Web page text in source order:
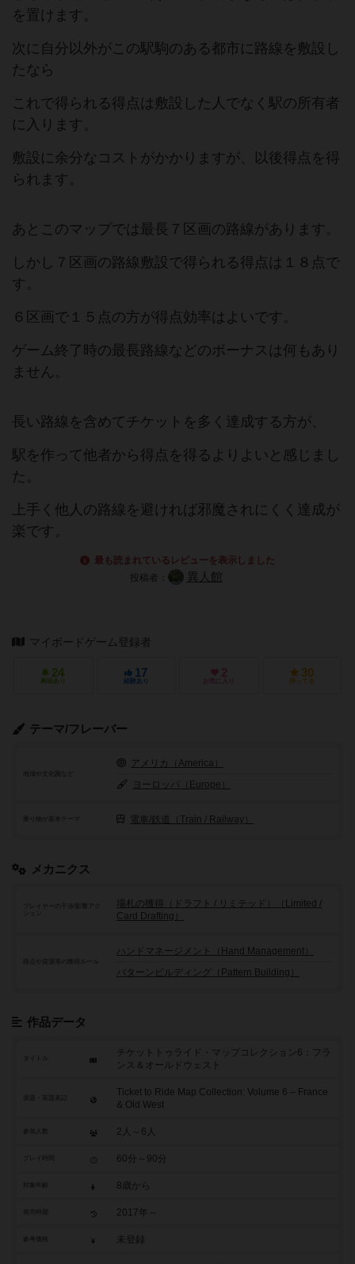
を置けます。
次に自分以外がこの駅駒のある都市に路線を敷設し
たなら
これで得られる得点は敷設した人でなく駅の所有者
に入ります。
敷設に余分なコストがかかりますが、以後得点を得
られます。
あとこのマップでは最長７区画の路線があります。
しかし７区画の路線敷設で得られる得点は１８点で
す。
６区画で１５点の方が得点効率はよいです。
ゲーム終了時の最長路線などのボーナスは何もあり
ません。
長い路線を含めてチケットを多く達成する方が、
駅を作って他者から得点を得るよりよいと感じまし
た。
上手く他人の路線を避ければ邪魔されにくく達成が
楽です。
最も読まれているレビューを表示しました
投稿者：
異人館
マイボードゲーム登録者
24
興味あり
17
経験あり
2
お気に入り
30
持ってる
テーマ/フレーバー
地域や文化圏など
アメリカ（America）
ヨーロッパ（Europe）
乗り物が基本テーマ 電車/鉄道（Train / Railway）
メカニクス
プレイヤーの干渉/影響アク
場札の獲得（ドラフト / リミテッド）（Limited /
Card Drafting）
ハンドマネージメント（Hand Management）
パターンビルディング（Pattern Building）
作品データ
タイトル
チケットトゥライド・マップコレクション6：フラ
ンス＆オールドウェスト
Ticket to Ride Map Collection: Volume 6 – France
& Old West
参加人数 2人～6人
60分～90分
8歳から
2017年～
参考価格 未登録